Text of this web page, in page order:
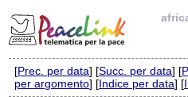
Elenco delle liste
[Prec. per data] [Succ. per data] [
per argomento] [Indice per data] [